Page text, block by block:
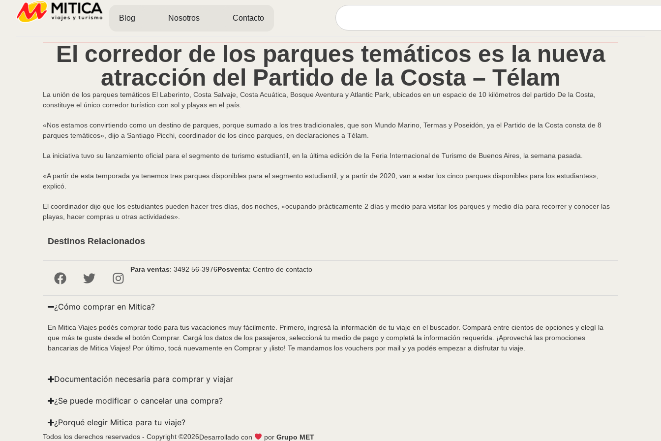
Blog Nosotros Contacto
El corredor de los parques temáticos es la nueva
atracción del Partido de la Costa – Télam
La unión de los parques temáticos El Laberinto, Costa Salvaje, Costa Acuática, Bosque Aventura y Atlantic Park, ubicados en un espacio de 10 kilómetros del partido De la Costa,
constituye el único corredor turístico con sol y playas en el país.
«Nos estamos convirtiendo como un destino de parques, porque sumado a los tres tradicionales, que son Mundo Marino, Termas y Poseidón, ya el Partido de la Costa consta de 8
parques temáticos», dijo a Santiago Picchi, coordinador de los cinco parques, en declaraciones a Télam.
La iniciativa tuvo su lanzamiento oficial para el segmento de turismo estudiantil, en la última edición de la Feria Internacional de Turismo de Buenos Aires, la semana pasada.
«A partir de esta temporada ya tenemos tres parques disponibles para el segmento estudiantil, y a partir de 2020, van a estar los cinco parques disponibles para los estudiantes»,
explicó.
El coordinador dijo que los estudiantes pueden hacer tres días, dos noches, «ocupando prácticamente 2 días y medio para visitar los parques y medio día para recorrer y conocer las
playas, hacer compras u otras actividades».
Destinos Relacionados
Para ventas: 3492 56-3976Posventa: Centro de contacto
¿Cómo comprar en Mitica?
En Mitica Viajes podés comprar todo para tus vacaciones muy fácilmente. Primero, ingresá la información de tu viaje en el buscador. Compará entre cientos de opciones y elegí la
que más te guste desde el botón Comprar. Cargá los datos de los pasajeros, seleccioná tu medio de pago y completá la información requerida. ¡Aprovechá las promociones
bancarias de Mitica Viajes! Por último, tocá nuevamente en Comprar y ¡listo! Te mandamos los vouchers por mail y ya podés empezar a disfrutar tu viaje.
Documentación necesaria para comprar y viajar
¿Se puede modificar o cancelar una compra?
¿Porqué elegir Mitica para tu viaje?
Todos los derechos reservados - Copyright ©2026Desarrollado con por Grupo MET